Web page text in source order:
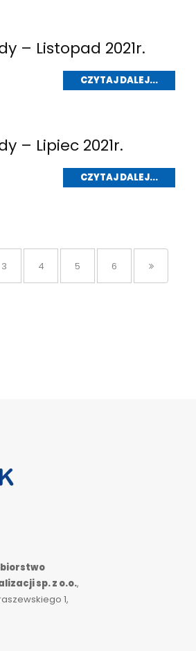
– Listopad 2021r.
CZYTAJ DALEJ...
– Lipiec 2021r.
CZYTAJ DALEJ...
3 4 5 6
sp. z o.o.,
1,